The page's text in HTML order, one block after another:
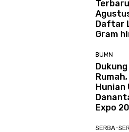
Daftar
Gram
BUMN
Hunian
Expo
SERBA-